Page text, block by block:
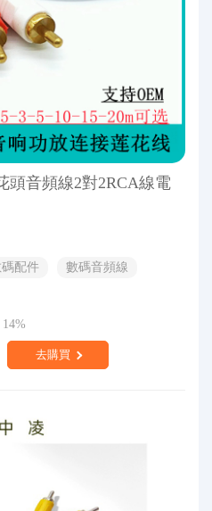
頭音頻線2對2RCA線電
配件 數碼音頻線
14%
去購買